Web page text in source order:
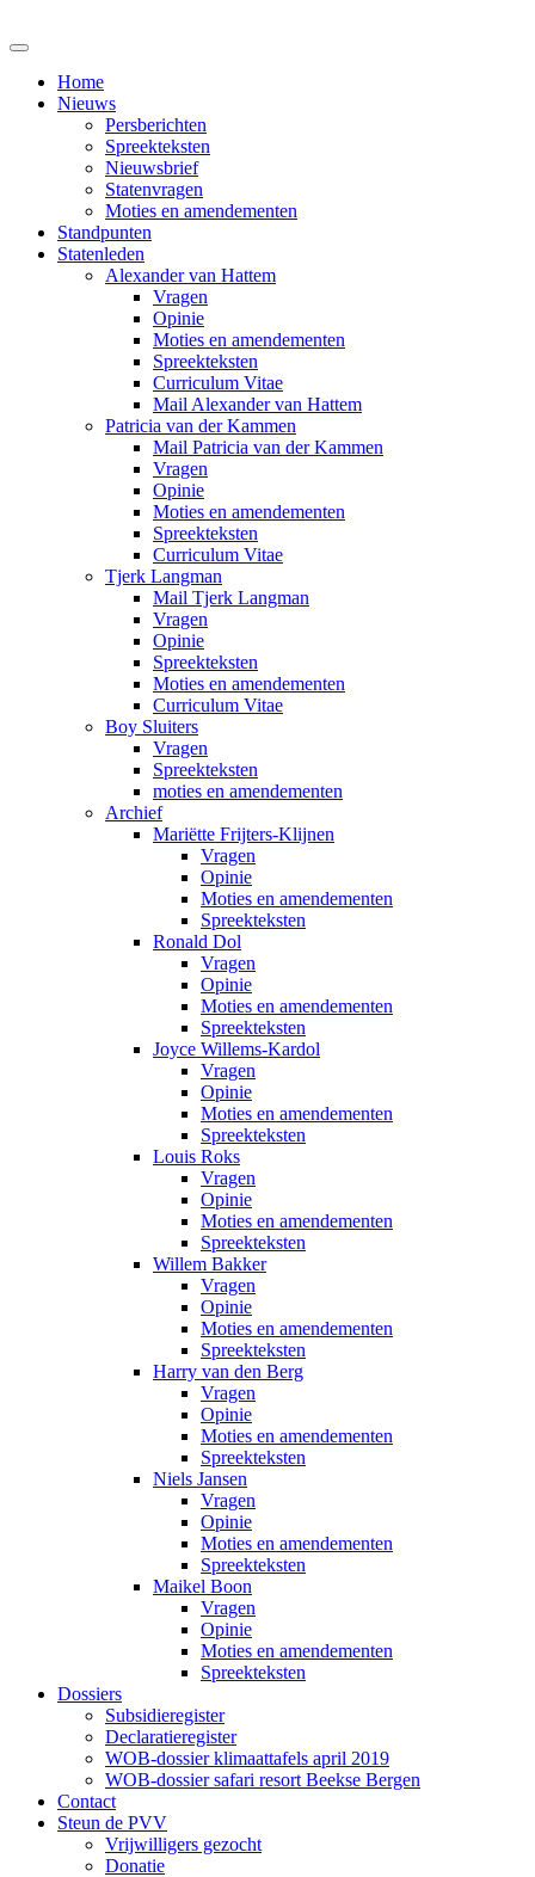
Home
Nieuws
Persberichten
Spreekteksten
Nieuwsbrief
Statenvragen
Moties en amendementen
Standpunten
Statenleden
Alexander van Hattem
Vragen
Opinie
Moties en amendementen
Spreekteksten
Curriculum Vitae
Mail Alexander van Hattem
Patricia van der Kammen
Mail Patricia van der Kammen
Vragen
Opinie
Moties en amendementen
Spreekteksten
Curriculum Vitae
Tjerk Langman
Mail Tjerk Langman
Vragen
Opinie
Spreekteksten
Moties en amendementen
Curriculum Vitae
Boy Sluiters
Vragen
Spreekteksten
moties en amendementen
Archief
Mariëtte Frijters-Klijnen
Vragen
Opinie
Moties en amendementen
Spreekteksten
Ronald Dol
Vragen
Opinie
Moties en amendementen
Spreekteksten
Joyce Willems-Kardol
Vragen
Opinie
Moties en amendementen
Spreekteksten
Louis Roks
Vragen
Opinie
Moties en amendementen
Spreekteksten
Willem Bakker
Vragen
Opinie
Moties en amendementen
Spreekteksten
Harry van den Berg
Vragen
Opinie
Moties en amendementen
Spreekteksten
Niels Jansen
Vragen
Opinie
Moties en amendementen
Spreekteksten
Maikel Boon
Vragen
Opinie
Moties en amendementen
Spreekteksten
Dossiers
Subsidieregister
Declaratieregister
WOB-dossier klimaattafels april 2019
WOB-dossier safari resort Beekse Bergen
Contact
Steun de PVV
Vrijwilligers gezocht
Donatie